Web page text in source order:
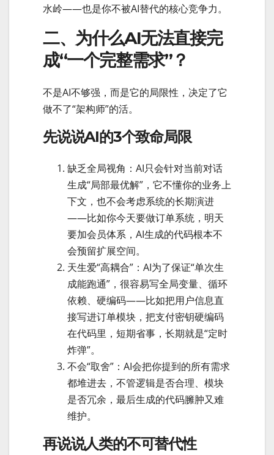
水岭——也是你不被AI替代的核心竞争力。
二、为什么AI无法直接完
成“一个完整需求”？
不是AI不够强，而是它的局限性，决定了它
做不了“架构师”的活。
先说说AI的3个致命局限
缺乏全局视角：AI只会针对当前对话
生成“局部最优解”，它不懂你的业务上
下文，也不会考虑系统的长期演进
——比如你今天要做订单系统，明天
要加会员体系，AI生成的代码根本不
会预留扩展空间。
天生爱“高耦合”：AI为了保证“单次生
成能跑通”，很容易写全局变量、循环
依赖、硬编码——比如把用户信息直
接写进订单模块，把支付密钥硬编码
在代码里，短期省事，长期就是“定时
炸弹”。
不会“取舍”：AI会把你提到的所有需求
都堆进去，不管逻辑是否合理、模块
是否冗余，最后生成的代码臃肿又难
维护。
再说说人类的不可替代性